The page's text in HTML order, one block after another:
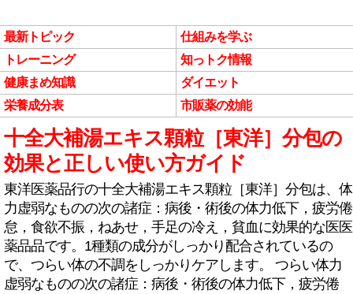
最新トピック
仕組みを学ぶ
トレーニング
知っトク情報
健康まめ知識
ダイエット
栄養成分表
市販薬の効能
十全大補湯エキス顆粒［東洋］分包の
効果と正しい使い方ガイド
東洋医薬品行の十全大補湯エキス顆粒［東洋］分包は、体
力虚弱なものの次の諸症：病後・術後の体力低下，疲労倦
怠，食欲不振，ねあせ，手足の冷え，貧血に効果的な医医
薬品品です。1種類の成分がしっかり配合されているの
で、つらい体の不調をしっかりケアします。 つらい体力
虚弱なものの次の諸症：病後・術後の体力低下，疲労倦